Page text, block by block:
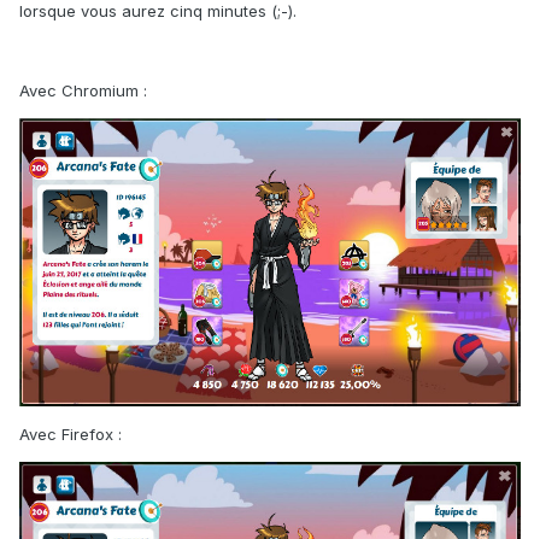
lorsque vous aurez cinq minutes (;-).
Avec Chromium :
Avec Firefox :